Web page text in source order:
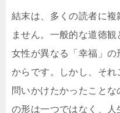
結末は、多くの読者に
ません。一般的な道徳
女性が異なる「幸福」
からです。しかし、そ
問いかけたかったこと
の形は一つではなく、